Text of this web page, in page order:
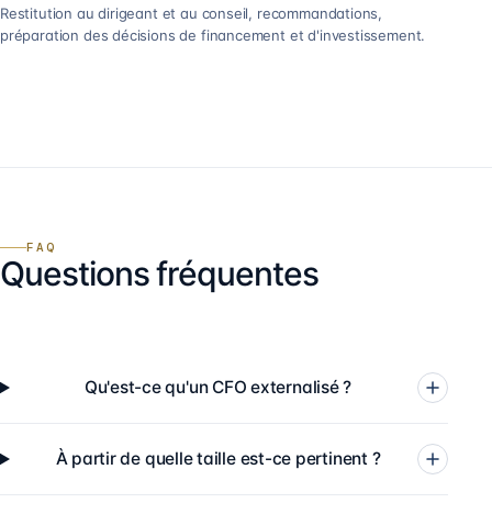
Restitution au dirigeant et au conseil, recommandations,
préparation des décisions de financement et d'investissement.
FAQ
Questions fréquentes
Qu'est-ce qu'un CFO externalisé ?
À partir de quelle taille est-ce pertinent ?